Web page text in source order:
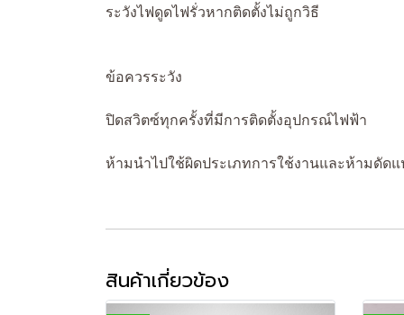
ระวังไฟดูดไฟรั่วหากติดตั้งไม่ถูกวิธี
ข้อควรระวัง
ปิดสวิตซ์ทุกครั้งที่มีการติดตั้งอุปกรณ์ไฟฟ้า
ห้ามนำไปใช้ผิดประเภทการใช้งานและห้ามดัด
สินค้าเกี่ยวข้อง